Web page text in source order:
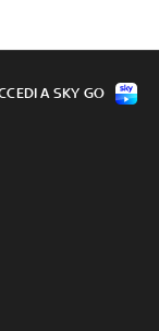
A SKY GO